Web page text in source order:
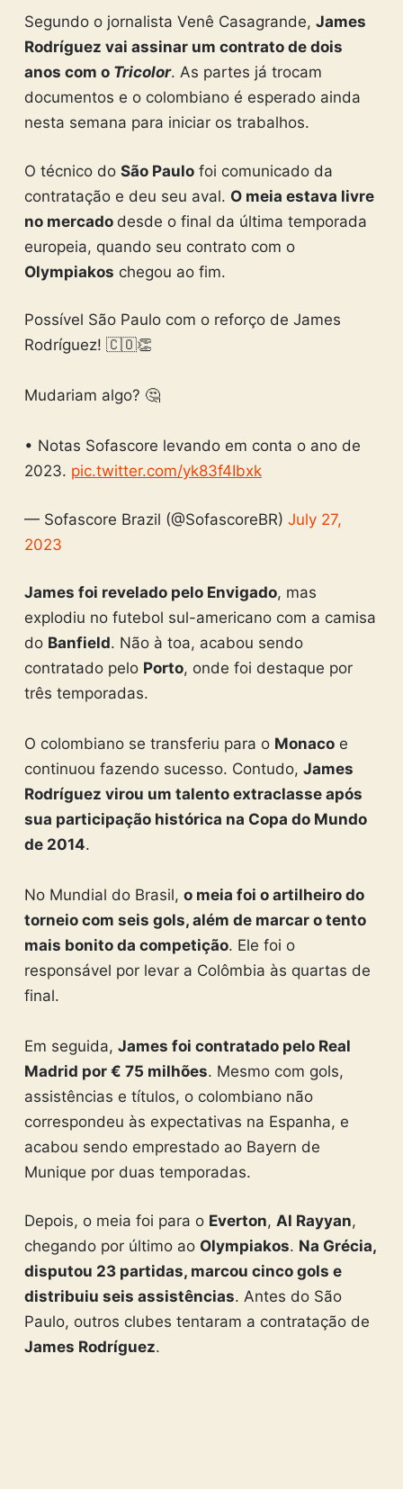
Segundo o jornalista Venê Casagrande, James
Rodríguez vai assinar um contrato de dois
anos com o Tricolor. As partes já trocam
documentos e o colombiano é esperado ainda
nesta semana para iniciar os trabalhos.
O técnico do São Paulofoi comunicado da
contratação e deu seu aval. O meia estava livre
no mercado desde o final da última temporada
europeia, quando seu contrato com o
Olympiakos chegou ao fim.
Possível São Paulo com o reforço de James
Rodríguez! 🇨🇴👏
Mudariam algo? 🤔
• Notas Sofascore levando em conta o ano de
2023. pic.twitter.com/yk83f4Ibxk
— Sofascore Brazil (@SofascoreBR) July 27,
2023
James foi revelado pelo Envigado, mas
explodiu no futebol sul-americano com a camisa
do Banfield. Não à toa, acabou sendo
contratado pelo Porto, onde foi destaque por
três temporadas.
O colombiano se transferiu para o Monacoe
continuou fazendo sucesso. Contudo, James
Rodríguez virou um talento extraclasse após
sua participação histórica na Copa do Mundo
de 2014.
No Mundial do Brasil, o meia foi o artilheiro do
torneio com seis gols, além de marcar o tento
mais bonito da competição. Ele foi o
responsável por levar a Colômbia às quartas de
final.
Em seguida, James foi contratado pelo Real
Madrid por € 75 milhões. Mesmo com gols,
assistências e títulos, o colombiano não
correspondeu às expectativas na Espanha, e
acabou sendo emprestado ao Bayern de
Munique por duas temporadas.
Depois, o meia foi para o Everton, Al Rayyan,
chegando por último ao Olympiakos. Na Grécia,
disputou 23 partidas, marcou cinco gols e
distribuiu seis assistências. Antes do São
Paulo, outros clubes tentaram a contratação de
James Rodríguez.